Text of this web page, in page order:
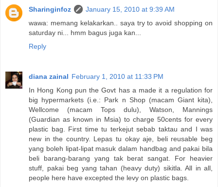
Sharinginfoz
January 15, 2010 at 9:39 AM
wawa: memang kelakarkan.. saya try to avoid shopping on
saturday ni... hmm bagus juga kan...
Reply
diana zainal February 1, 2010 at 11:33 PM
In Hong Kong pun the Govt has a made it a regulation for
big hypermarkets (i.e.: Park n Shop (macam Giant kita),
Wellcome (macam Tops dulu), Watson, Mannings
(Guardian as known in Msia) to charge 50cents for every
plastic bag. First time tu terkejut sebab taktau and I was
new in the country. Lepas tu okay aje, beli reusable beg
yang boleh lipat-lipat masuk dalam handbag and pakai bila
beli barang-barang yang tak berat sangat. For heavier
stuff, pakai beg yang tahan (heavy duty) sikitla. All in all,
people here have excepted the levy on plastic bags.